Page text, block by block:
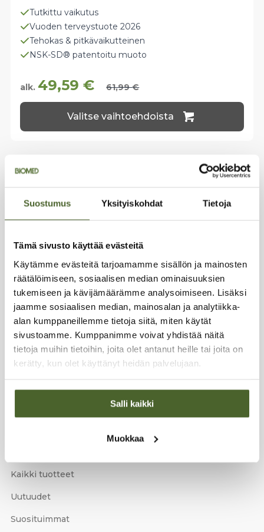
Suostumus Yksityiskohdat Tietoja
Tämä sivusto käyttää evästeitä
Käytämme evästeitä tarjoamamme sisällön ja mainosten
räätälöimiseen, sosiaalisen median ominaisuuksien
tukemiseen ja kävijämäärämme analysoimiseen. Lisäksi
jaamme sosiaalisen median, mainosalan ja analytiikka-
alan kumppaneillemme tietoja siitä, miten käytät
sivustoamme. Kumppanimme voivat yhdistää näitä
tietoja muihin tietoihin, joita olet antanut heille tai joita on
kerätty, kun olet käyttänyt heidän palvelujaan.
Salli kaikki
Muokkaa
Tutkittu vaikutus
Vuoden terveystuote 2026
Tehokas & pitkävaikutteinen
NSK-SD® patentoitu muoto
alk. 49,59€ 61,99€
Valitse vaihtoehdoista
Tällä
tuotteella
on
tehdä
sivulla.
YHTEYSTIEDOT
Tehdas & varasto:Sirrikuja 4 D,
00940 Helsinki
Toimisto:Sirrikuja 4 A (3. krs.)
Puh. 040 04 13 105
info@biomed.fi
TILAA UUTISKIRJE
Email
*
Tilaa
Tilaamalla uutiskirjeen saat ilmaisen toimituksen
ensimmäiseen tilaukseesi!
Kaikki tuotteet
Uutuudet
Suosituimmat